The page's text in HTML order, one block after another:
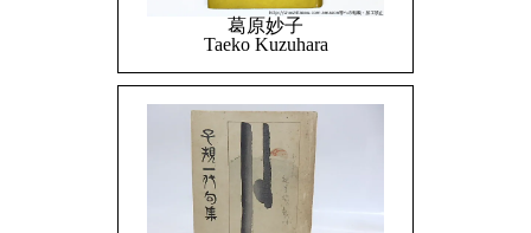
葛原妙子
Taeko Kuzuhara